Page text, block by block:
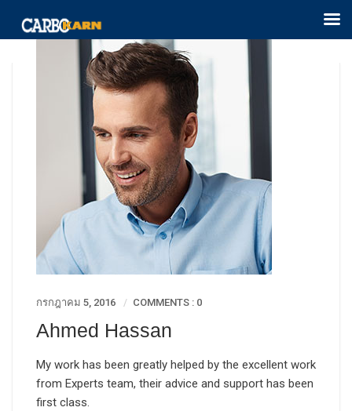
กรกฎาคม 5, 2016 COMMENTS : 0
Ahmed Hassan
My work has been greatly helped by the excellent work
from Experts team, their advice and support has been
first class.